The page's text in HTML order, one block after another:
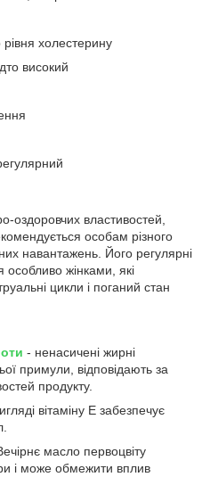
холестерину
високий
оздоровчих властивостей,
особам різного
навантажень. Його регулярні
особливо жінками, які
цикли і поганий стан
- ненасичені жирні
примули, відповідають за
продукту.
вітаміну Е забезпечує
масло первоцвіту
і може обмежити вплив